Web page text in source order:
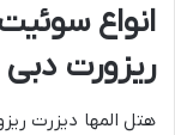
انواع
ریزورت دبی
هتل المها دیزرت